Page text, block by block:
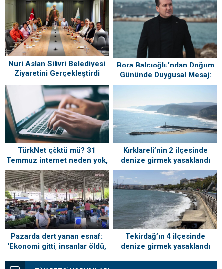
Nuri Aslan Silivri Belediyesi
Ziyaretini Gerçekleştirdi
Bora Balcıoğlu’ndan Doğum
Gününde Duygusal Mesaj:
“Silivri’mi Çok Özlüyorum”
TürkNet çöktü mü? 31
Temmuz internet neden yok,
ne zaman gelecek?
Kırklareli’nin 2 ilçesinde
denize girmek yasaklandı
Pazarda dert yanan esnaf:
‘Ekonomi gitti, insanlar öldü,
lazım’
Tekirdağ’ın 4 ilçesinde
denize girmek yasaklandı